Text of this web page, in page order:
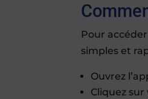
Pour
simples et
Ouvrez
Cliquez